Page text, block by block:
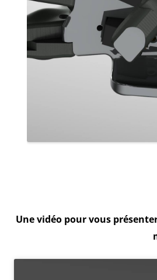
Une vidéo pour vous